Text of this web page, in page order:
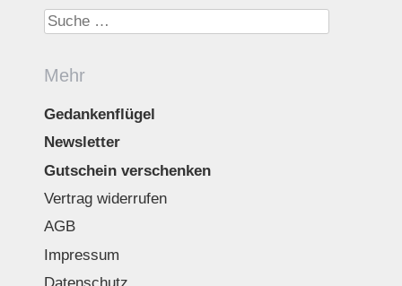
Suche nach:
Mehr
Gedankenflügel
Newsletter
Gutschein verschenken
Vertrag widerrufen
AGB
Impressum